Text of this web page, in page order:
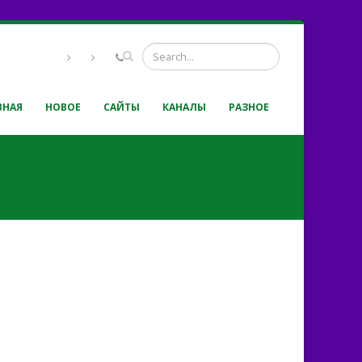
НОВОЕ САЙТЫ КАНАЛЫ РАЗНОЕ